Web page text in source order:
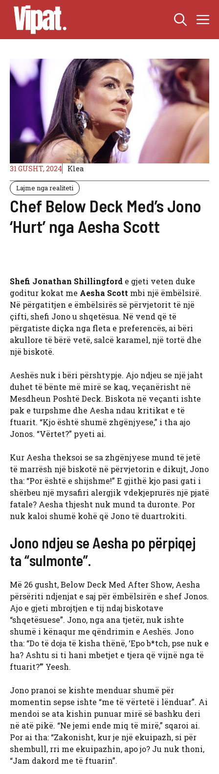
Skip
content
31 GUSHT, 2024 Klea
Lajme nga realiteti
Chef Below Deck Med’s Jono
‘Hurt’ nga Aesha Scott
Shefi Jonathan Shillingford e gjeti veten duke
goditur kokat me Aesha Scott mbi një ëmbëlsirë.
Në përgatitjen e ëmbëlsirës së përvjetorit të një
çifti, shefi Jono u shqetësua. Në vend që të
përgatiste diçka nga fleta e preferencës, ai bëri
akullore të bërë vetë, salcë karamel, një tortë dhe
një biskotë.
Aeshës nuk i bëri përshtypje. Ajo ndjeu se një jaht
duhet të bënte më mirë se kaq, veçanërisht në
Mesdheun Poshtë Deck. Biskota në veçanti ishte
pak e turpshme dhe Aesha ndau kritikat e të
ftuarit. “Kjo është shumë zhgënjyese,” i tha ajo
Jonos. “Vërtet?” pyeti ai.
Kur Aesha theksoi se sa zhgënjyese mund të jetë
të marrësh një biskotë në përvjetorin e dikujt, Jono
tha: “Por është e shijshme!” E gjithë kjo pasi gati i
shërbeu një mysafiri alergjik vdekjeprurës një pjatë
fatale? Aesha thjesht nuk mund ta duronte. Por
nuk kaloi shumë kohë që Jono të duartrokiti.
Jono ndjeu se Aesha po përpiqej
ta “sulmonte”.
Më 26 gusht, Below Deck Med After Show, Aesha
përsëriti ndjenjat e saj për ëmbëlsirën e shef Jonos.
Ajo e gjeti mbrojtjen e tij ndaj biskotave
“shqetësuese”. Jono, nga ana tjetër, nuk ishte
shumë i kënaqur me qëndrimin e Aeshës. Jono
tha: “Do të doja të kisha thënë, ‘Epo b*tch, pse nuk e
ha? Ashtu si ti hani mbetjet e tjera që vijnë nga të
ftuarit?’” Yeesh.
Jono pranoi se kishte menduar shumë për
momentin sepse ishte “me të vërtetë i lënduar”. Ai
mendoi se ata kishin punuar mirë së bashku deri
në atë pikë. “Ne jemi ende miq të mirë,” sqaroi ai.
Por ai tha: “Zakonisht, kur je një ekuipazh, si për
shembull, rri me ekuipazhin, apo jo? Ju nuk thoni,
“Jam dakord me të ftuarin”.